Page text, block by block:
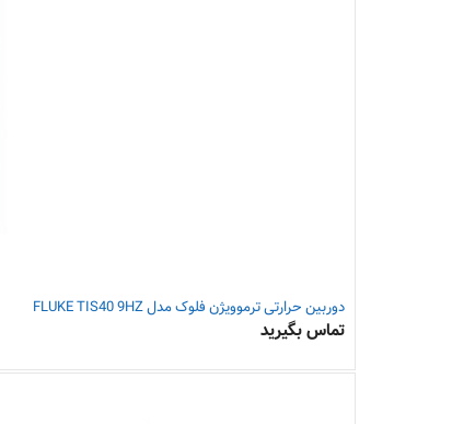
دوربین حرارتی ترموویژن فلوک مدل FLUKE TIS40 9HZ
تماس بگیرید